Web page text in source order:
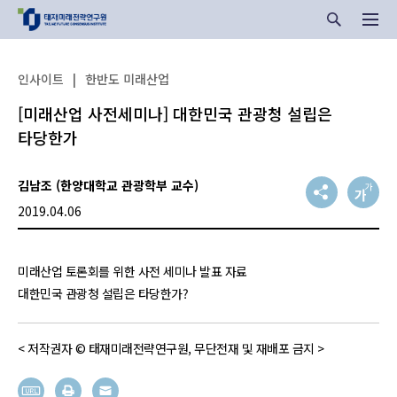
인사이트 | 한반도 미래산업
[미래산업 사전세미나] 대한민국 관광청 설립은
타당한가
김남조 (한양대학교 관광학부 교수)
2019.04.06
미래산업 토론회를 위한 사전 세미나 발표 자료
대한민국 관광청 설립은 타당한가?
< 저작권자 © 태재미래전략연구원, 무단전재 및 재배포 금지 >